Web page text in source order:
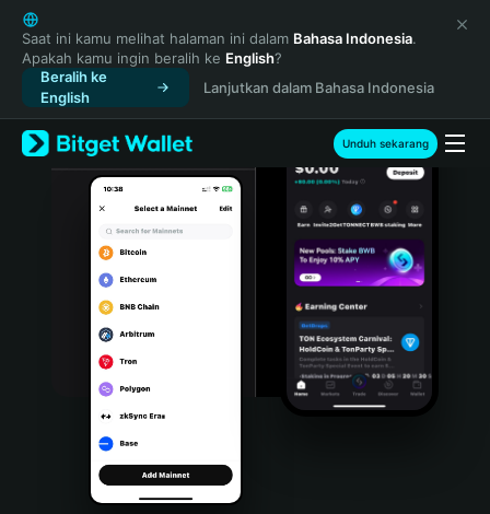
English
日本語
Tiếng Việt
Русский
Español (Latinoamérica)
Türkçe
Italiano
Português (Portugal)
Bahasa Indonesia
Português (Brasil)
Español (Argentina)
Saat ini kamu melihat halaman ini dalam Bahasa Indonesia.
Apakah kamu ingin beralih ke English?
Beralih ke
English
Lanjutkan dalam Bahasa Indonesia
Unduh sekarang